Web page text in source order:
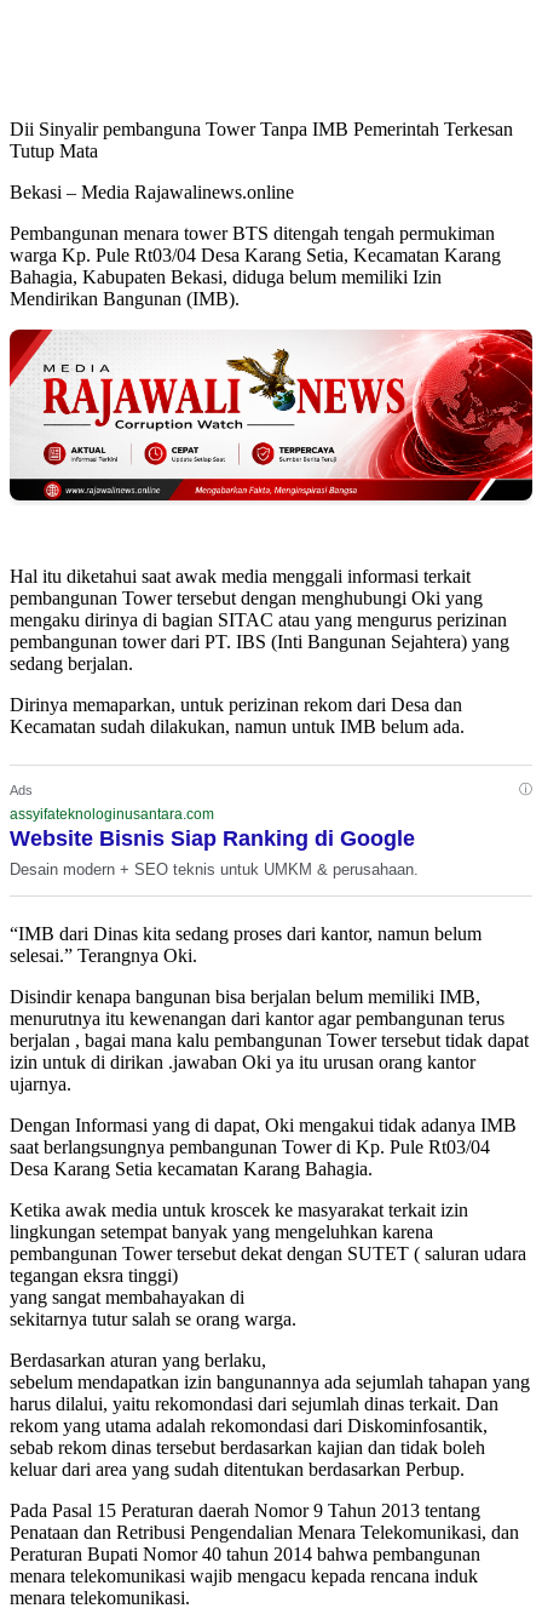
Dii Sinyalir pembanguna Tower Tanpa IMB Pemerintah Terkesan
Tutup Mata
Bekasi – Media Rajawalinews.online
Pembangunan menara tower BTS ditengah tengah permukiman
warga Kp. Pule Rt03/04 Desa Karang Setia, Kecamatan Karang
Bahagia, Kabupaten Bekasi, diduga belum memiliki Izin
Mendirikan Bangunan (IMB).
Hal itu diketahui saat awak media menggali informasi terkait
pembangunan Tower tersebut dengan menghubungi Oki yang
mengaku dirinya di bagian SITAC atau yang mengurus perizinan
pembangunan tower dari PT. IBS (Inti Bangunan Sejahtera) yang
sedang berjalan.
Dirinya memaparkan, untuk perizinan rekom dari Desa dan
Kecamatan sudah dilakukan, namun untuk IMB belum ada.
Ads ⓘ
assyifateknologinusantara.com
Website Bisnis Siap Ranking di Google
Desain modern + SEO teknis untuk UMKM & perusahaan.
“IMB dari Dinas kita sedang proses dari kantor, namun belum
selesai.” Terangnya Oki.
Disindir kenapa bangunan bisa berjalan belum memiliki IMB,
menurutnya itu kewenangan dari kantor agar pembangunan terus
berjalan , bagai mana kalu pembangunan Tower tersebut tidak dapat
izin untuk di dirikan .jawaban Oki ya itu urusan orang kantor
ujarnya.
Dengan Informasi yang di dapat, Oki mengakui tidak adanya IMB
saat berlangsungnya pembangunan Tower di Kp. Pule Rt03/04
Desa Karang Setia kecamatan Karang Bahagia.
Ketika awak media untuk kroscek ke masyarakat terkait izin
lingkungan setempat banyak yang mengeluhkan karena
pembangunan Tower tersebut dekat dengan SUTET ( saluran udara
tegangan eksra tinggi)
yang sangat membahayakan di
sekitarnya tutur salah se orang warga.
Berdasarkan aturan yang berlaku,
sebelum mendapatkan izin bangunannya ada sejumlah tahapan yang
harus dilalui, yaitu rekomondasi dari sejumlah dinas terkait. Dan
rekom yang utama adalah rekomondasi dari Diskominfosantik,
sebab rekom dinas tersebut berdasarkan kajian dan tidak boleh
keluar dari area yang sudah ditentukan berdasarkan Perbup.
Pada Pasal 15 Peraturan daerah Nomor 9 Tahun 2013 tentang
Penataan dan Retribusi Pengendalian Menara Telekomunikasi, dan
Peraturan Bupati Nomor 40 tahun 2014 bahwa pembangunan
menara telekomunikasi wajib mengacu kepada rencana induk
menara telekomunikasi.